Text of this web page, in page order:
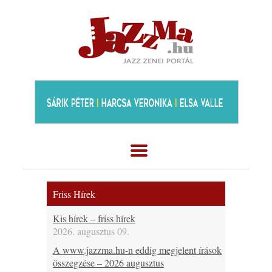
Friss Hírek
Kis hírek – friss hírek
2026. augusztus 09.
A www.jazzma.hu-n eddig megjelent írások
összegzése – 2026 augusztus